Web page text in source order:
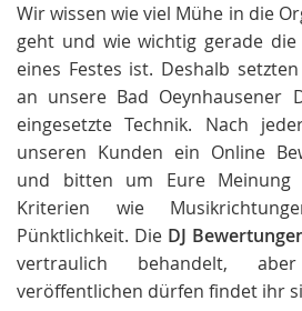
Wir wissen wie viel Mühe in die
geht und wie wichtig gerade
eines Festes ist. Deshalb
an unsere Bad Oeynhausener
eingesetzte Technik. Nach
unseren Kunden ein Online
und bitten um Eure Meinung
Kriterien wie
Pünktlichkeit. Die DJ
vertraulich behandelt,
veröffentlichen dürfen findet ihr